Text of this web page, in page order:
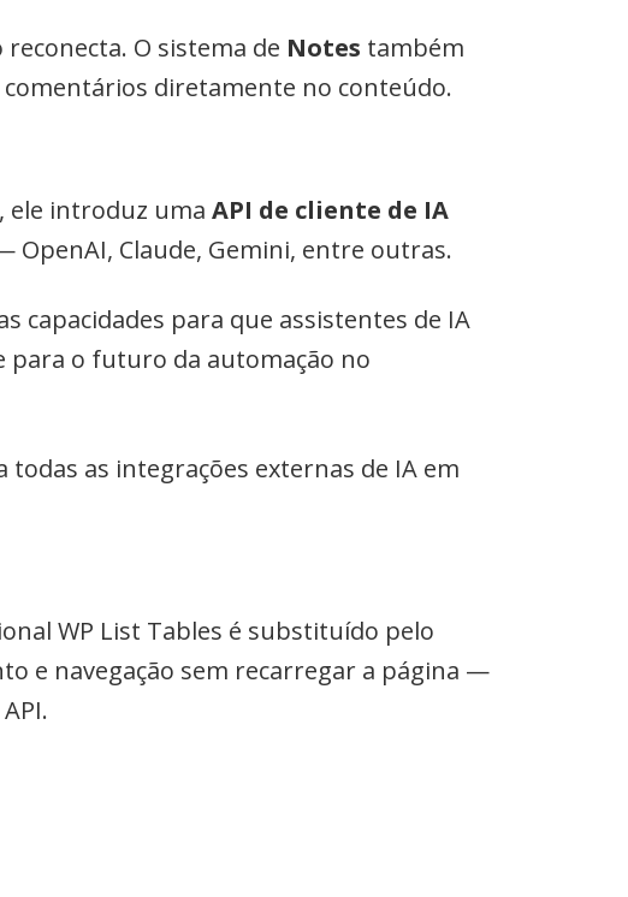
O sistema de Notes também
diretamente no conteúdo.
ele introduz uma API de cliente de IA
OpenAI, Claude, Gemini, entre outras.
capacidades para que assistentes de IA
para o futuro da automação no
as integrações externas de IA em
WP List Tables é substituído pelo
e navegação sem recarregar a página —